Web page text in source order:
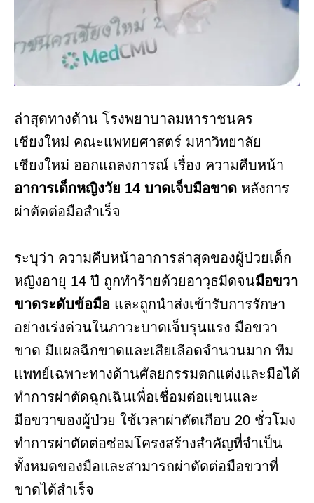
ล่าสุดทางด้าน โรงพยาบาลมหาราชนคร
เชียงใหม่ คณะแพทยศาสตร์ มหาวิทยาลัย
เชียงใหม่ ออกแถลงการณ์ เรื่อง ความคืบหน้า
อาการเด็กหญิงวัย 14 บาดเจ็บมือขาด หลังการ
ผ่าตัดต่อมือสำเร็จ
ระบุว่า ความคืบหน้าอาการล่าสุดของผู้ป่วยเด็ก
หญิงอายุ 14 ปี ถูกทำร้ายด้วยอาวุธมีดจนมือขวา
ขาดระดับข้อมือ และถูกนำส่งเข้ารับการรักษา
อย่างเร่งด่วนในภาวะบาดเจ็บรุนแรง มือขวา
ขาด มีแผลฉีกขาดและเสียเลือดจำนวนมาก ทีม
แพทย์เฉพาะทางด้านศัลยกรรมตกแต่งและมือได้
ทำการผ่าตัดฉุกเฉินเพื่อเชื่อมต่อแขนและ
มือขวาของผู้ป่วย ใช้เวลาผ่าตัดเกือบ 20 ชั่วโมง
ทำการผ่าตัดต่อซ่อมโครงสร้างสำคัญที่จำเป็น
ทั้งหมดของมือและสามารถผ่าตัดต่อมือขวาที่
ขาดได้สำเร็จ